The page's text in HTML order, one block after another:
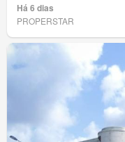
Há 6 dias
PROPERSTAR